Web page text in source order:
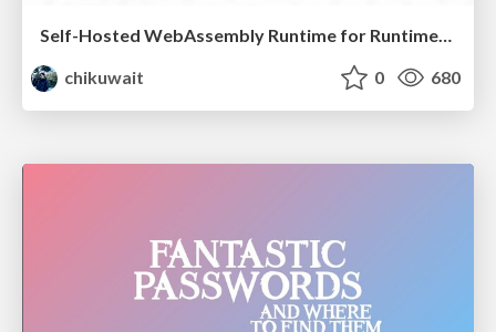
chikuwait
0 680